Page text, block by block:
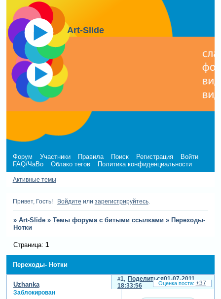
Art-Slide
Форум Участники Правила Поиск Регистрация
Войти
FAQ/ЧаВо
Облако тегов Политика конфиденциальности
Активные темы
Привет, Гость! Войдите или зарегистрируйтесь.
» Art-Slide » Темы форума с битыми ссылками » Переходы-
Нотки
Переходы- Нотки
Страница: 1
Поделиться
1
01-07-2011
18:33:56
Uzhanka
Заблокирован
+37